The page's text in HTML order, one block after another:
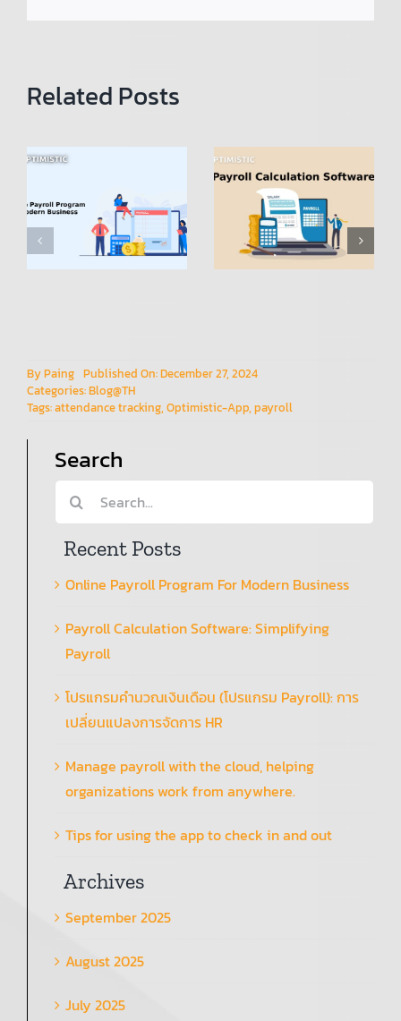
Related Posts
Calculation
Software:
Simplifying
คำนวณเงิน
เดือน
(โปรแกรม
Payroll):
การ
ByPaing Published On: December 27, 2024
Categories:Blog@TH
Tags:attendance tracking, Optimistic-App, payroll
Search
Search
Recent Posts
Online Payroll Program For Modern Business
Payroll Calculation Software: Simplifying
Payroll
โปรแกรมคำนวณเงินเดือน (โปรแกรม Payroll): การ
เปลี่ยนแปลงการจัดการ HR
Manage payroll with the cloud, helping
organizations work from anywhere.
Tips for using the app to check in and out
Archives
September 2025
August 2025
July 2025